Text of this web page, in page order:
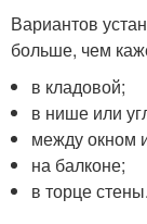
Вариантов
больше, чем
в кладовой;
в нише или
между окном
на балконе;
в торце стены.